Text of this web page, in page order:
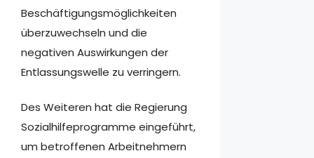
Beschäftigungsmöglichkeiten
überzuwechseln und die
negativen Auswirkungen der
Entlassungswelle zu verringern.
Des Weiteren hat die Regierung
Sozialhilfeprogramme eingeführt,
um betroffenen Arbeitnehmern